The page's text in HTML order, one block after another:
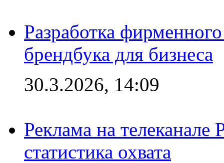
Разработка
брендбука для бизнеса
30.3.2026, 14:09
Реклама на
статистика охвата